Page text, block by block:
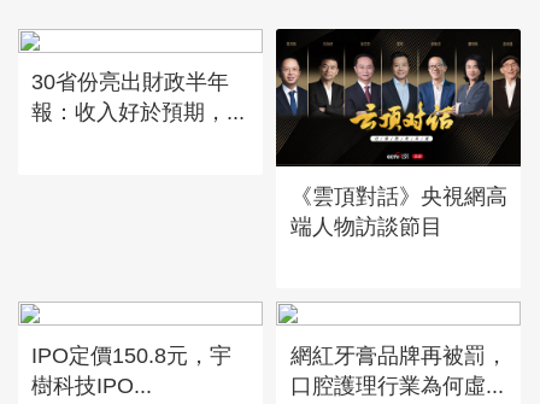
30省份亮出財政半年
報：收入好於預期，...
《雲頂對話》央視網高
端人物訪談節目
IPO定價150.8元，宇
樹科技IPO...
網紅牙膏品牌再被罰，
口腔護理行業為何虛...